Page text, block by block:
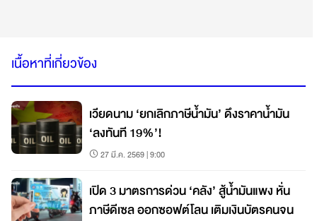
เนื้อหาที่เกี่ยวข้อง
เวียดนาม ‘ยกเลิกภาษีน้ำมัน’ ดึงราคาน้ำมัน
‘ลงทันที 19%’!
27 มี.ค. 2569 | 9:00
เปิด 3 มาตรการด่วน ‘คลัง’ สู้น้ำมันแพง หั่น
ภาษีดีเซล ออกซอฟต์โลน เติมเงินบัตรคนจน